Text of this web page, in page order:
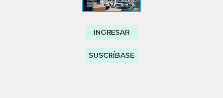
INGRESAR
SUSCRÍBASE